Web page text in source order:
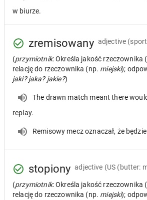
w biurze.
zremisowany adjective
(przymiotnik: Określa jakość rzeczownika
relację do rzeczownika (np. miejski);
jaki? jaka? jakie?)
The drawn match meant there
replay.
Remisowy mecz oznaczał, że
stopiony adjective (US (butter:
(przymiotnik: Określa jakość rzeczownika
relację do rzeczownika (np. miejski);